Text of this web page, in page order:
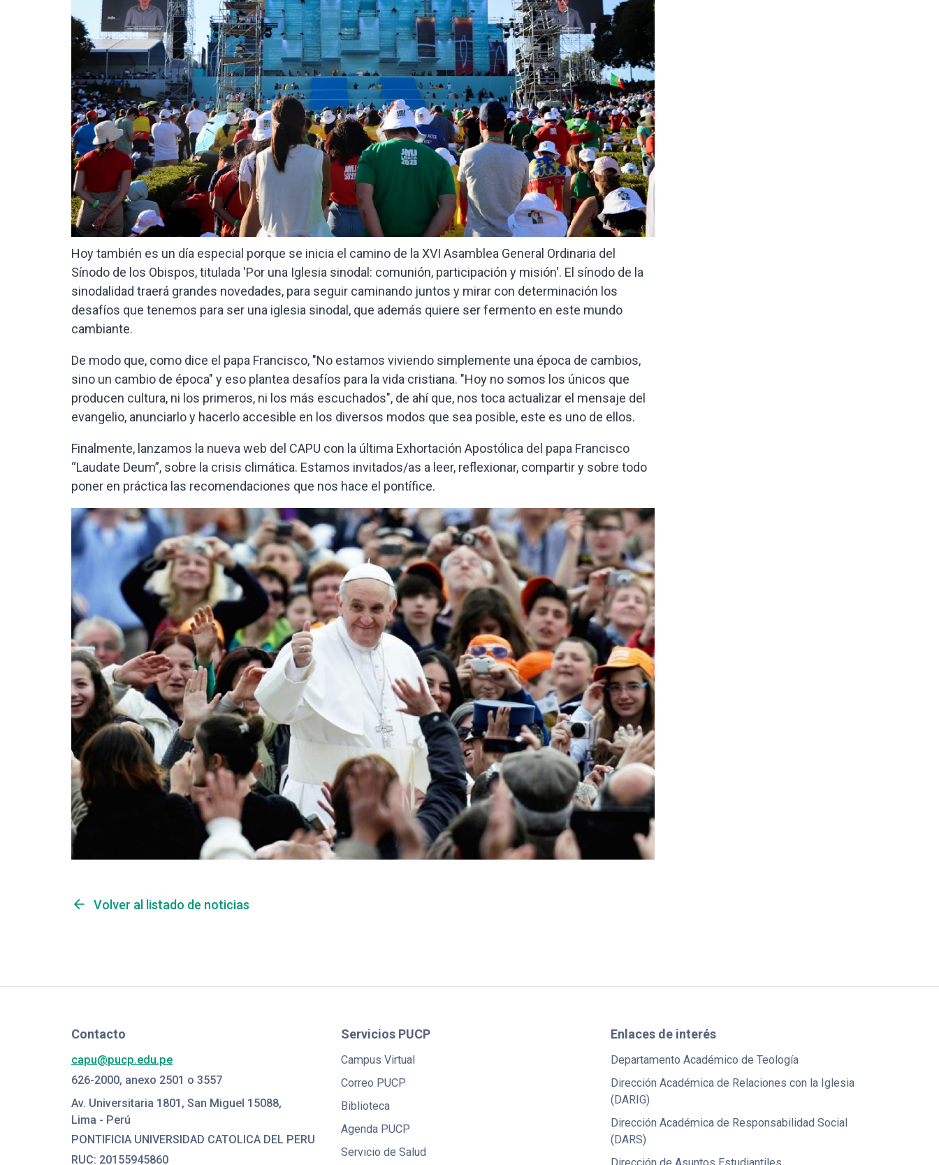
Hoy también es un día especial porque se inicia el camino de la XVI Asamblea General Ordinaria del
Sínodo de los Obispos, titulada 'Por una Iglesia sinodal: comunión, participación y misión'. El sínodo de la
sinodalidad traerá grandes novedades, para seguir caminando juntos y mirar con determinación los
desafíos que tenemos para ser una iglesia sinodal, que además quiere ser fermento en este mundo
cambiante.
De modo que, como dice el papa Francisco, "No estamos viviendo simplemente una época de cambios,
sino un cambio de época" y eso plantea desafíos para la vida cristiana. "Hoy no somos los únicos que
producen cultura, ni los primeros, ni los más escuchados", de ahí que, nos toca actualizar el mensaje del
evangelio, anunciarlo y hacerlo accesible en los diversos modos que sea posible, este es uno de ellos.
Finalmente, lanzamos la nueva web del CAPU con la última Exhortación Apostólica del papa Francisco
“Laudate Deum”, sobre la crisis climática. Estamos invitados/as a leer, reflexionar, compartir y sobre todo
poner en práctica las recomendaciones que nos hace el pontífice.
arrow_back Volver al listado de noticias
Contacto
capu@pucp.edu.pe
626-2000, anexo 2501 o 3557
Av. Universitaria 1801, San Miguel 15088,
Lima - Perú
PONTIFICIA UNIVERSIDAD CATOLICA DEL PERU
RUC: 20155945860
Servicios PUCP
Campus Virtual
Correo PUCP
Biblioteca
Agenda PUCP
Servicio de Salud
Enlaces de interés
Departamento Académico de Teología
Dirección Académica de Relaciones con la Iglesia
(DARIG)
Dirección Académica de Responsabilidad Social
(DARS)